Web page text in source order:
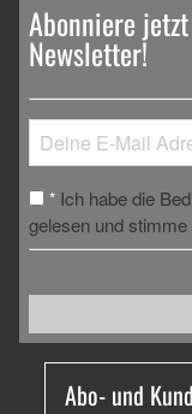
Abonniere
Newsletter!
* Ich habe die
gelesen und
Abo- und